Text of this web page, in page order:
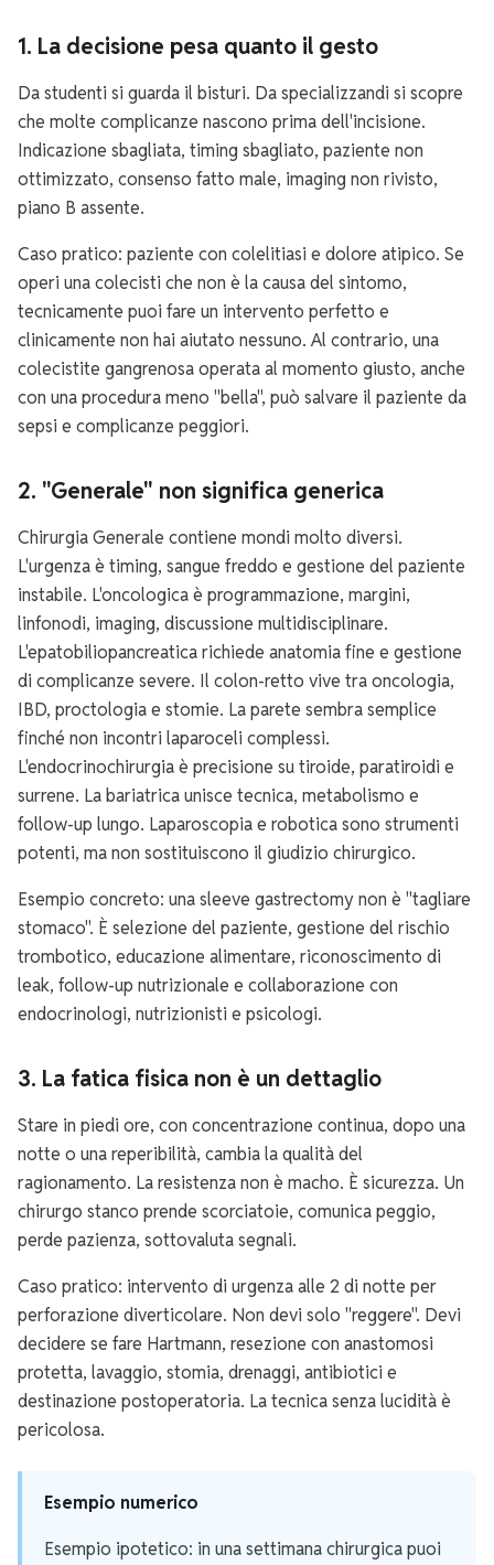
1. La decisione pesa quanto il gesto
Da studenti si guarda il bisturi. Da specializzandi si scopre
che molte complicanze nascono prima dell'incisione.
Indicazione sbagliata, timing sbagliato, paziente non
ottimizzato, consenso fatto male, imaging non rivisto,
piano B assente.
Caso pratico: paziente con colelitiasi e dolore atipico. Se
operi una colecisti che non è la causa del sintomo,
tecnicamente puoi fare un intervento perfetto e
clinicamente non hai aiutato nessuno. Al contrario, una
colecistite gangrenosa operata al momento giusto, anche
con una procedura meno "bella", può salvare il paziente da
sepsi e complicanze peggiori.
2. "Generale" non significa generica
Chirurgia Generale contiene mondi molto diversi.
L'urgenza è timing, sangue freddo e gestione del paziente
instabile. L'oncologica è programmazione, margini,
linfonodi, imaging, discussione multidisciplinare.
L'epatobiliopancreatica richiede anatomia fine e gestione
di complicanze severe. Il colon-retto vive tra oncologia,
IBD, proctologia e stomie. La parete sembra semplice
finché non incontri laparoceli complessi.
L'endocrinochirurgia è precisione su tiroide, paratiroidi e
surrene. La bariatrica unisce tecnica, metabolismo e
follow-up lungo. Laparoscopia e robotica sono strumenti
potenti, ma non sostituiscono il giudizio chirurgico.
Esempio concreto: una sleeve gastrectomy non è "tagliare
stomaco". È selezione del paziente, gestione del rischio
trombotico, educazione alimentare, riconoscimento di
leak, follow-up nutrizionale e collaborazione con
endocrinologi, nutrizionisti e psicologi.
3. La fatica fisica non è un dettaglio
Stare in piedi ore, con concentrazione continua, dopo una
notte o una reperibilità, cambia la qualità del
ragionamento. La resistenza non è macho. È sicurezza. Un
chirurgo stanco prende scorciatoie, comunica peggio,
perde pazienza, sottovaluta segnali.
Caso pratico: intervento di urgenza alle 2 di notte per
perforazione diverticolare. Non devi solo "reggere". Devi
decidere se fare Hartmann, resezione con anastomosi
protetta, lavaggio, stomia, drenaggi, antibiotici e
destinazione postoperatoria. La tecnica senza lucidità è
pericolosa.
Esempio numerico
Esempio ipotetico: in una settimana chirurgica puoi